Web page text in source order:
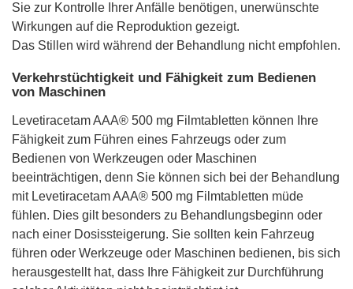
Sie zur Kontrolle Ihrer Anfälle benötigen, unerwünschte
Wirkungen auf die Reproduktion gezeigt.
Das Stillen wird während der Behandlung nicht empfohlen.
Verkehrstüchtigkeit und Fähigkeit zum Bedienen
von Maschinen
Levetiracetam AAA® 500 mg Filmtabletten können Ihre
Fähigkeit zum Führen eines Fahrzeugs oder zum
Bedienen von Werkzeugen oder Maschinen
beeinträchtigen, denn Sie können sich bei der Behandlung
mit Levetiracetam AAA® 500 mg Filmtabletten müde
fühlen. Dies gilt besonders zu Behandlungsbeginn oder
nach einer Dosissteigerung. Sie sollten kein Fahrzeug
führen oder Werkzeuge oder Maschinen bedienen, bis sich
herausgestellt hat, dass Ihre Fähigkeit zur Durchführung